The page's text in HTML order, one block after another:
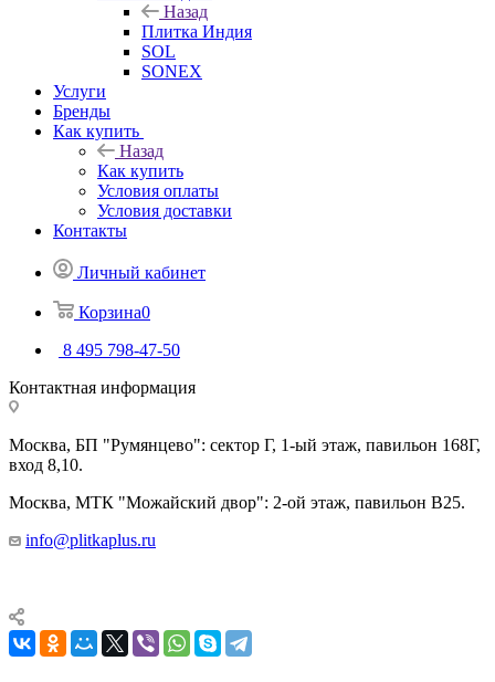
Назад
Плитка Индия
SOL
SONEX
Услуги
Бренды
Как купить
Назад
Как купить
Условия оплаты
Условия доставки
Контакты
Личный кабинет
Корзина0
8 495 798-47-50
Контактная информация
Москва, БП "Румянцево": сектор Г, 1-ый этаж, павильон 168Г,
вход 8,10.
Москва, МТК "Можайский двор": 2-ой этаж, павильон В25.
info@plitkaplus.ru